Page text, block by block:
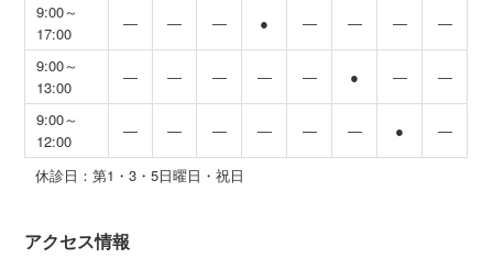
9:00～
17:00
― ― ― ● ― ― ― ―
9:00～
13:00
― ― ― ― ― ● ― ―
9:00～
12:00
― ― ― ― ― ― ● ―
休診日：第1・3・5日曜日・祝日
アクセス情報